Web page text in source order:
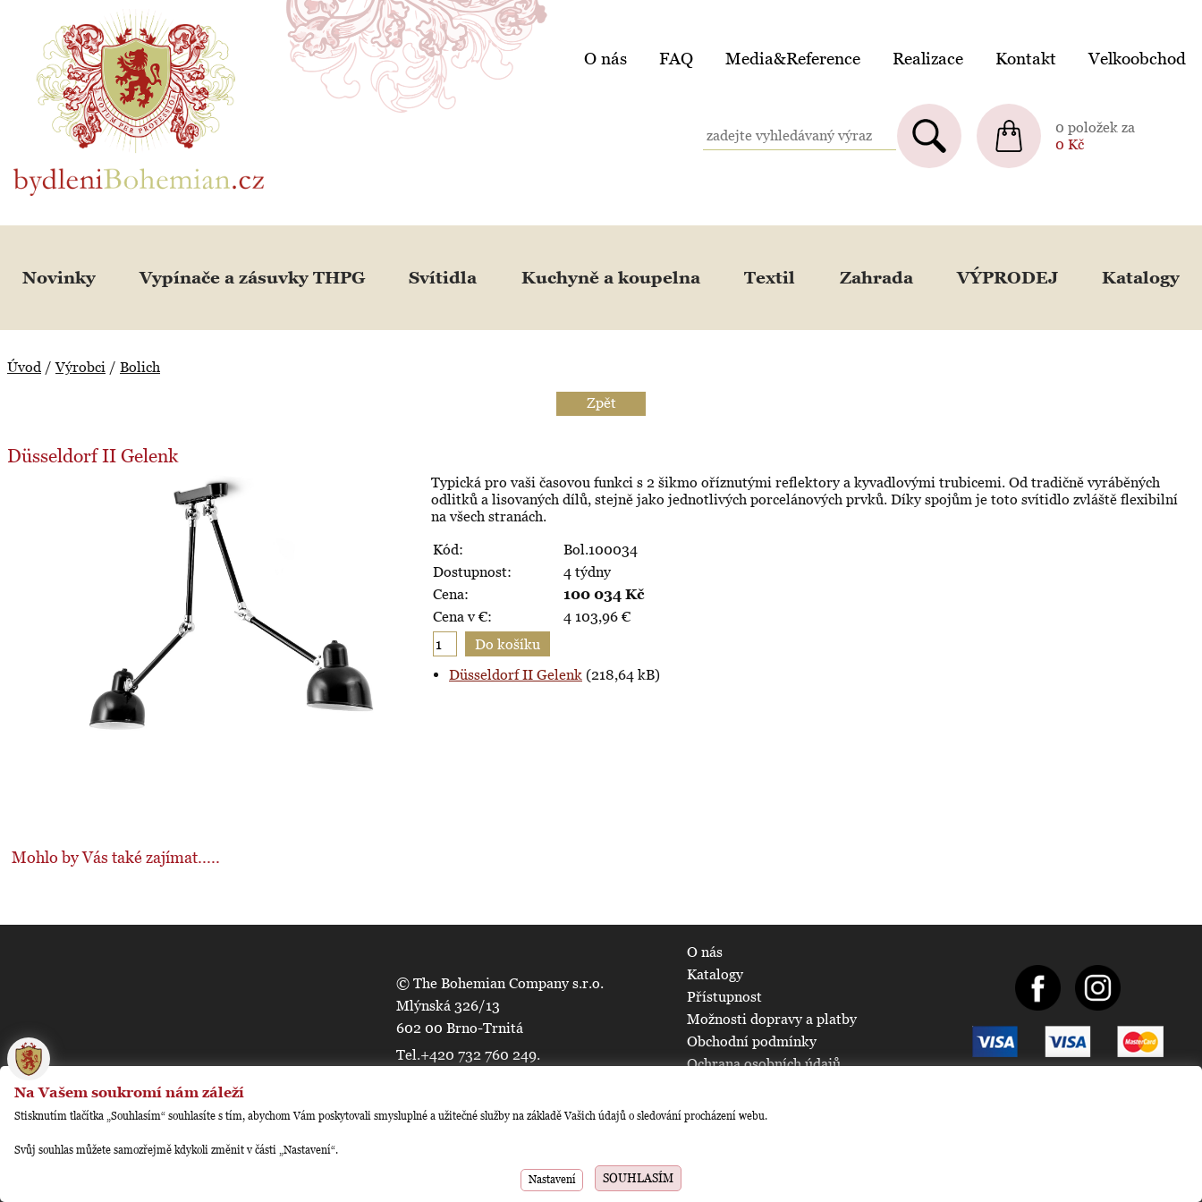
BydleniBohemian.cz
O nás FAQ Media&Reference Realizace Kontakt Velkoobchod
0 položek za
0 Kč
Novinky Vypínače a zásuvky THPG Svítidla Kuchyně a koupelna Textil Zahrada VÝPRODEJ Katalogy
Úvod /Výrobci / Bolich
Zpět
Düsseldorf II Gelenk
Typická pro vaši časovou funkci s 2 šikmo oříznutými reflektory a kyvadlovými trubicemi. Od tradičně vyráběných
odlitků a lisovaných dílů, stejně jako jednotlivých porcelánových prvků. Díky spojům je toto svítidlo zvláště flexibilní
na všech stranách.
Kód:
Bol.100034
Dostupnost:
4 týdny
Cena:
100 034 Kč
Cena v €:
4 103,96 €
Düsseldorf II Gelenk (218,64 kB)
Mohlo by Vás také zajímat.....
© The Bohemian Company s.r.o.
Mlýnská 326/13
602 00 Brno-Trnitá
Tel.+420 732 760 249.
O nás
Katalogy
Přístupnost
Možnosti dopravy a platby
Obchodní podmínky
Ochrana osobních údajů
Nastavení cookies
🍪
Na Vašem soukromí nám záleží
Stisknutím tlačítka „Souhlasím“ souhlasíte s tím, abychom Vám poskytovali smysluplné a užitečné služby na základě Vašich údajů o sledování procházení webu.
Svůj souhlas můžete samozřejmě kdykoli změnit v části „Nastavení“.
Nastavení SOUHLASÍM